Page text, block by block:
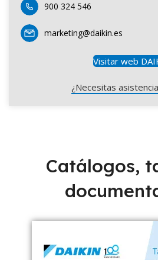
900 324 546
marketing@daikin.es
Visitar web
¿Necesitas
Catálogos,